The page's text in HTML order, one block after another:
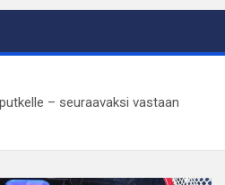
– seuraavaksi vastaan